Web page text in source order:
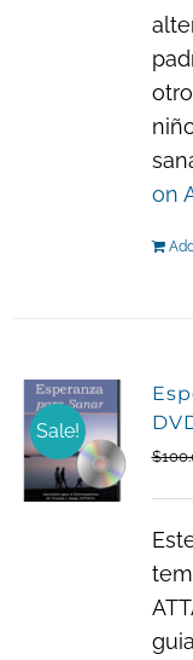
on
Sale!
$